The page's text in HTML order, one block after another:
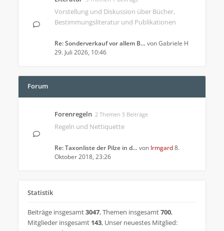
Vorstellung und Diskussion über Bücher,
Bestimmungsliteratur und Publikationen
Re: Sonderverkauf vor allem B… vonGabriele H
29. Juli 2026, 10:46
Forum
Forenregeln 2 Themen 5 Beiträge
Regeln und Nettiquette
Re: Taxonliste der Pilze in d… von Irmgard8.
Oktober 2018, 23:26
Statistik
Beiträge insgesamt3047,Themen insgesamt700,
Mitglieder insgesamt 143, Unser neuestes Mitglied: